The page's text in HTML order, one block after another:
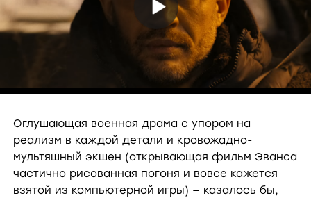
P
l
a
y
Оглушающая военная драма с упором на
реализм в каждой детали и кровожадно-
мультяшный экшен (открывающая фильм Эванса
частично рисованная погоня и вовсе кажется
взятой из компьютерной игры) — казалось бы,